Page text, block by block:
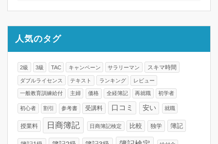
人気のタグ
2級 3級 TAC キャンペーン サラリーマン スキマ時間
ダブルライセンス テキスト ランキング レビュー
一般教育訓練給付 主婦 価格 全経簿記 再就職 初学者
初心者 割引 参考書 受講料 口コミ 安い 就職
授業料 日商簿記 日商簿記検定 比較 独学 簿記